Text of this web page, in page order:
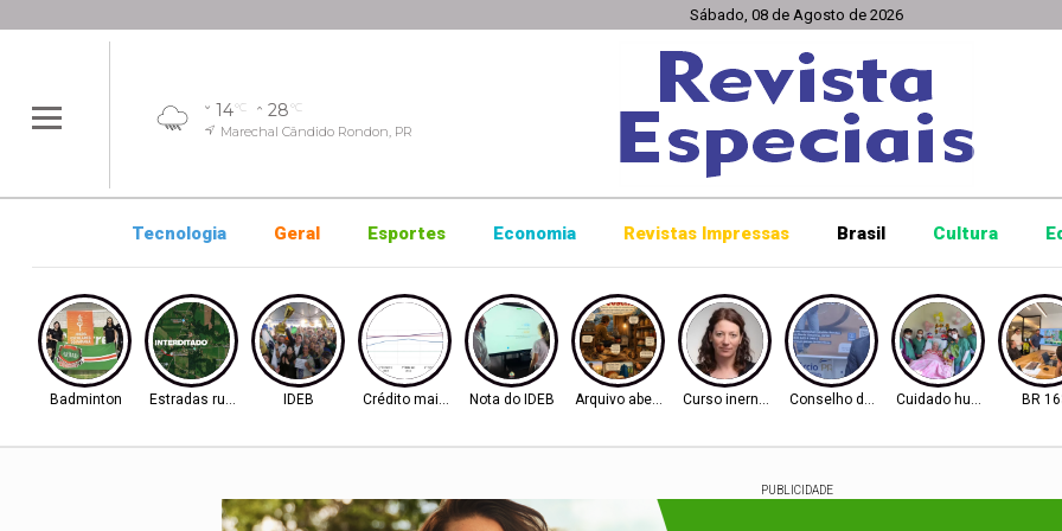
Sábado, 08 de Agosto de 2026
14°C 28°C
Marechal Cândido Rondon, PR
Tecnologia Geral Esportes Economia Revistas Impressas Brasil Cultura
Badminton Estradas rurais IDEB Crédito mais difícilNota do IDEB Arquivo aberto Curso inernacionalConselho de InovaçãoCuidado humanizado
BR
PUBLICIDADE